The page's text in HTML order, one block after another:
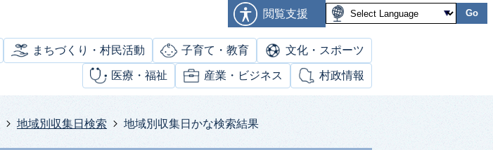
閲覧支援 Go
まちづくり・村民活動 子育て・教育 文化・スポーツ
医療・福祉 産業・ビジネス 村政情報
地域別収集日検索 地域別収集日かな検索結果